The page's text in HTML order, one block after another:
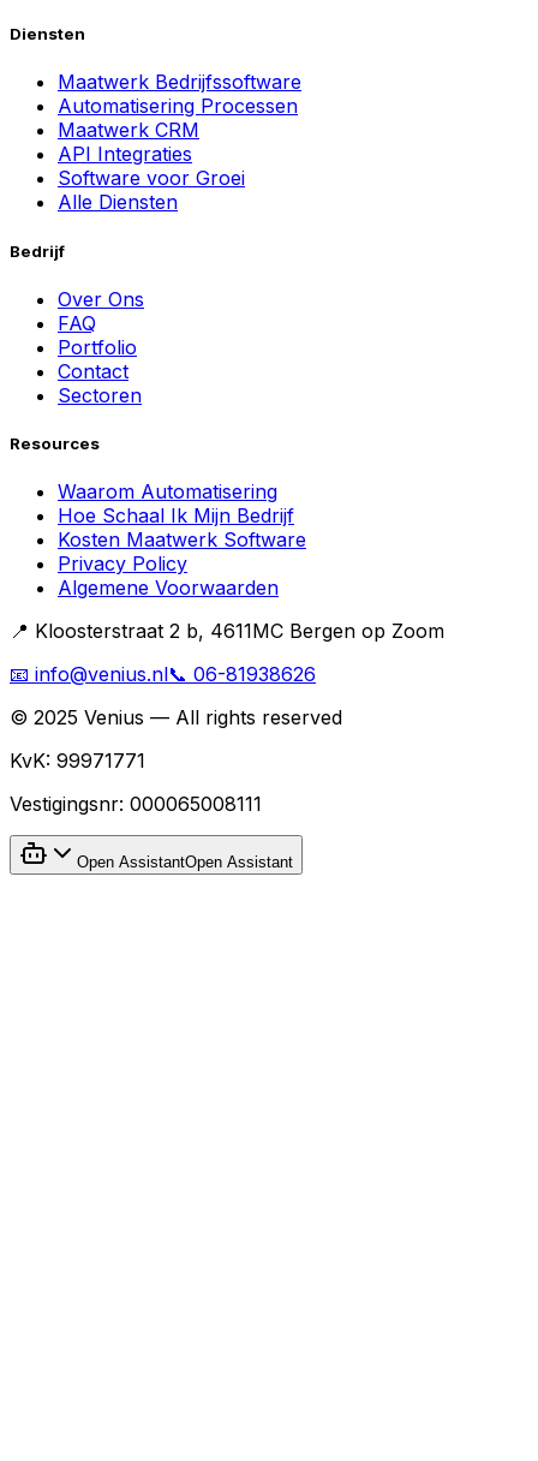
Diensten
Maatwerk Bedrijfssoftware
Automatisering Processen
Maatwerk CRM
API Integraties
Software voor Groei
Alle Diensten
Bedrijf
Over Ons
FAQ
Portfolio
Contact
Sectoren
Resources
Waarom Automatisering
Hoe Schaal Ik Mijn Bedrijf
Kosten Maatwerk Software
Privacy Policy
Algemene Voorwaarden
📍 Kloosterstraat 2 b, 4611MC Bergen op Zoom
📧 info@venius.nl📞 06-81938626
© 2025 Venius — All rights reserved
KvK: 99971771
Vestigingsnr: 000065008111
Open AssistantOpen Assistant